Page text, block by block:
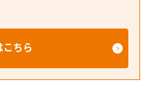
こちら